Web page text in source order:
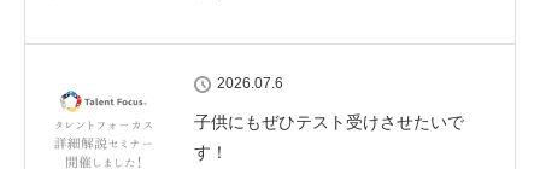
2026.07.6
子供にもぜひテスト受けさせたいで
す！